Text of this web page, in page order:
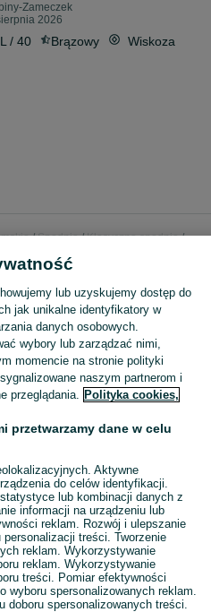
Zameczek
2026
L / 40 Brązowy Wiskoza
Spodnie
Klasyczne spodnie
Szeroki wybór spodni klasycznych damskich Grabiny-Zameczek ✅ Nowe i używane ▶️ Różne materiały, kolory i rozmiary ✌ Porównaj ceny i wybierz ofertę na OLX.pl! Zobacz
lub uzyskujemy dostęp do
jak unikalne identyfikatory w
danych osobowych.
wybory lub zarządzać nimi,
momencie na stronie polityki
naszym partnerom i
przeglądania. Polityka cookies,
przetwarzamy dane w celu
Aktywne
do celów identyfikacji.
lub kombinacji danych z
informacji na urządzeniu lub
reklam. Rozwój i ulepszanie
personalizacji treści. Tworzenie
reklam. Wykorzystywanie
reklam. Wykorzystywanie
treści. Pomiar efektywności
wyboru spersonalizowanych reklam.
doboru spersonalizowanych treści.